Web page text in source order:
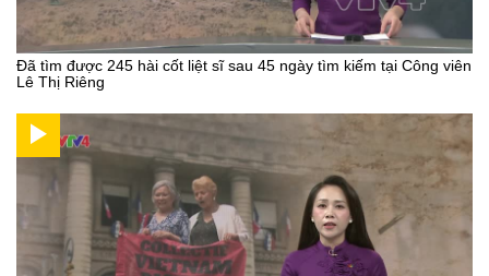
Đã tìm được 245 hài cốt liệt sĩ sau 45 ngày tìm kiếm tại Công viên
Lê Thị Riêng